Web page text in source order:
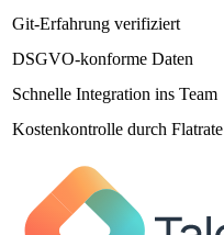
Git-Erfahrung verifiziert
DSGVO-konforme Daten
Schnelle Integration ins Team
Kostenkontrolle durch Flatrate